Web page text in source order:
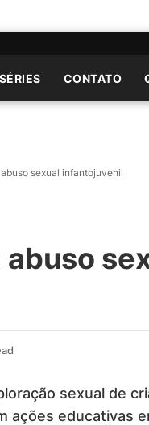
CONTATO
sexual infantojuvenil
abuso
sexual de
ações educativas